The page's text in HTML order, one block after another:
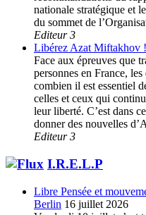
nationale stratégique et
du sommet de
Editeur 3
Libérez Azat Miftakhov !
Face aux épreuves que
personnes en France,
combien il est essentiel
celles et ceux qui
leur liberté. C’est dans
donner des nouvelles
Editeur 3
I.R.E.L.P
Libre Pensée et
Berlin 16 juillet 2026